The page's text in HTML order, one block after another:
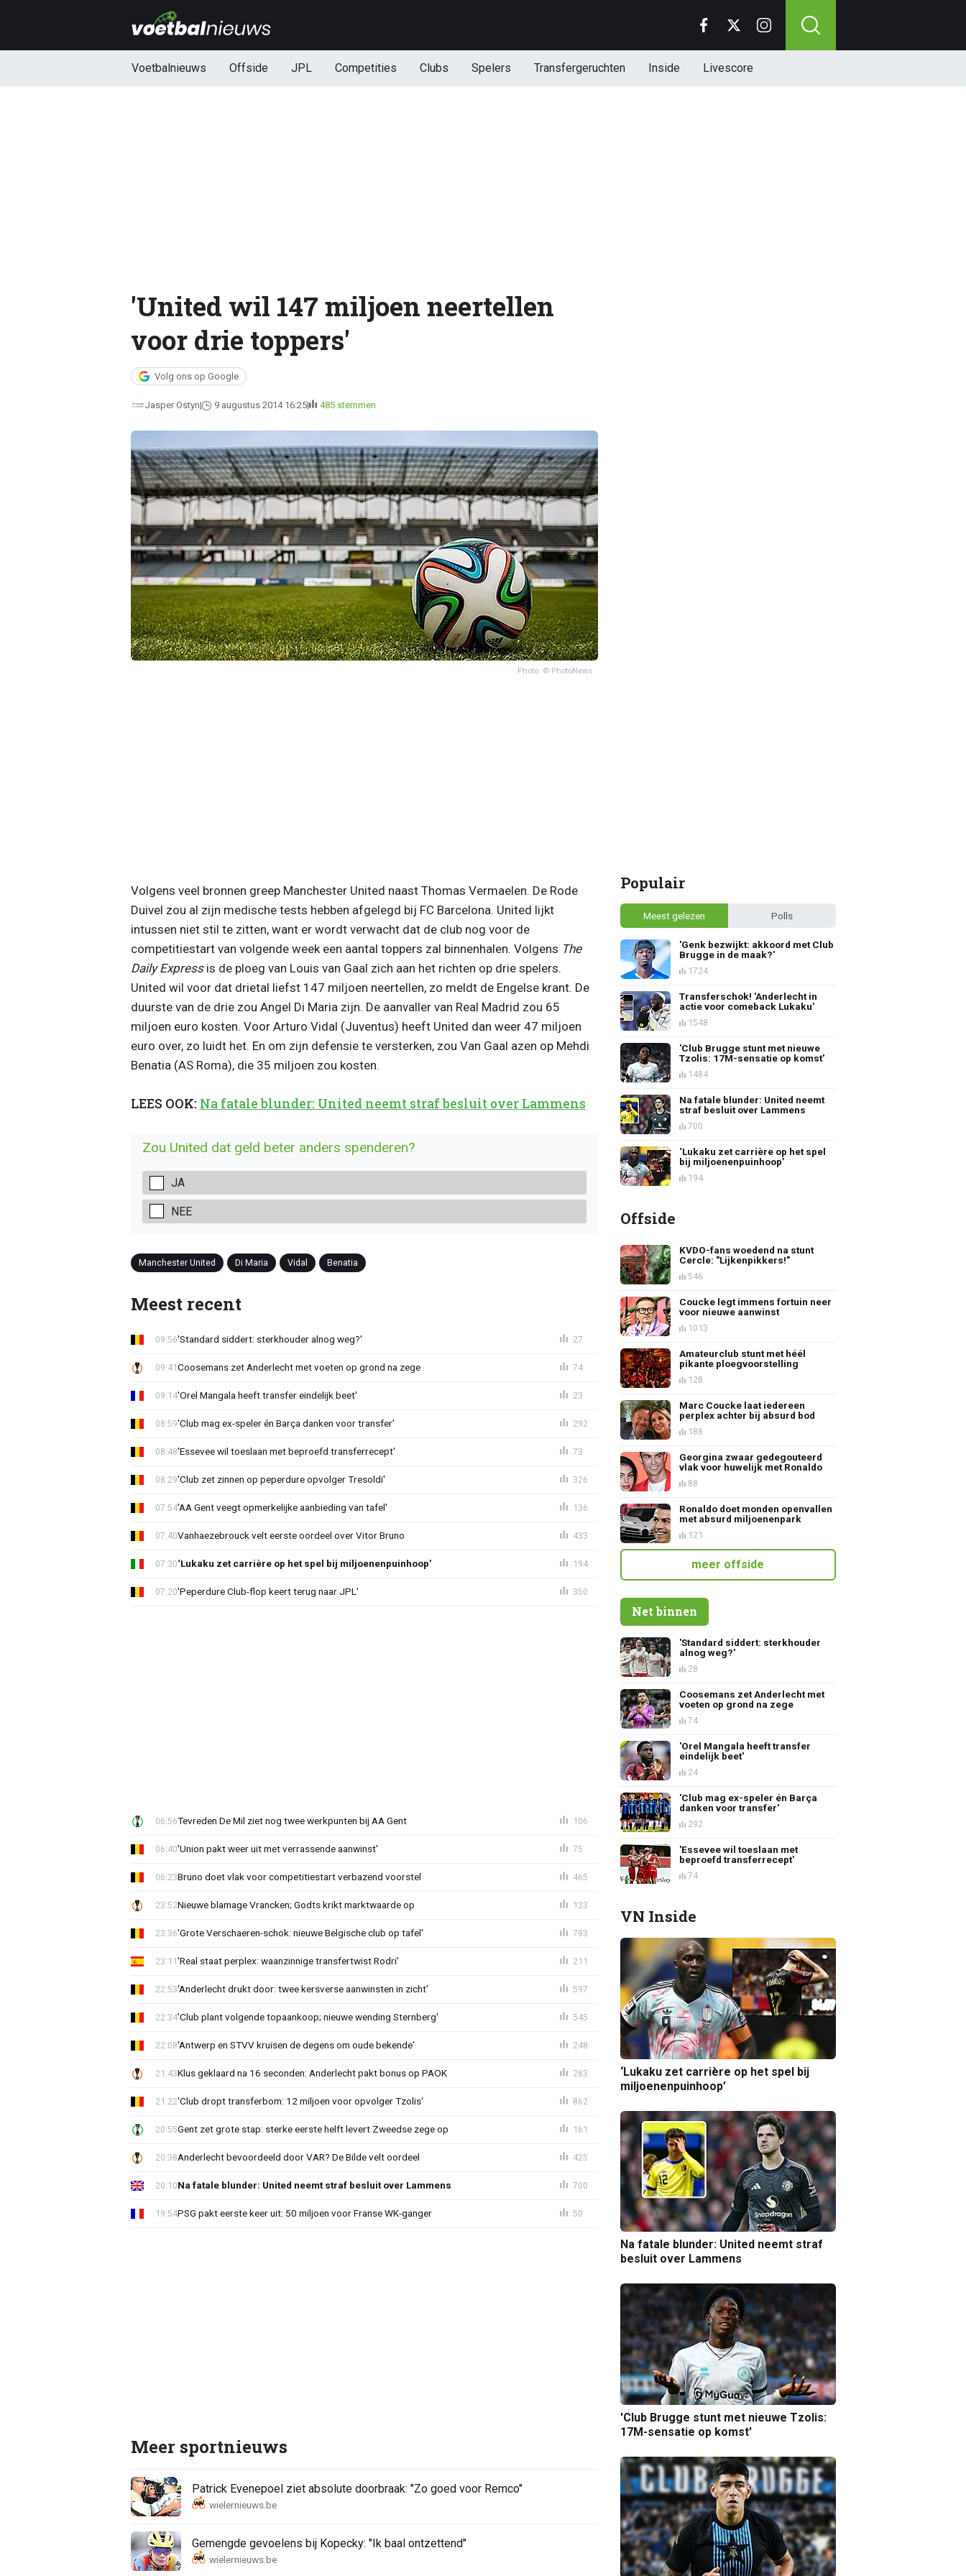
Voetbalnieuws Offside JPL Competities Clubs Spelers Transfergeruchten Inside Livescore
'United wil 147 miljoen neertellen
voor drie toppers'
Volg ons op Google
Jasper Ostyn 9 augustus 2014 16:25 485 stemmen
Photo: © PhotoNews
Volgens veel bronnen greep Manchester United naast Thomas Vermaelen. De Rode
Duivel zou al zijn medische tests hebben afgelegd bij FC Barcelona. United lijkt
intussen niet stil te zitten, want er wordt verwacht dat de club nog voor de
competitiestart van volgende week een aantal toppers zal binnenhalen. Volgens The
Daily Expressis de ploeg van Louis van Gaal zich aan het richten op drie spelers.
United wil voor dat drietal liefst 147 miljoen neertellen, zo meldt de Engelse krant. De
duurste van de drie zou Angel Di Maria zijn. De aanvaller van Real Madrid zou 65
miljoen euro kosten. Voor Arturo Vidal (Juventus) heeft United dan weer 47 miljoen
euro over, zo luidt het. En om zijn defensie te versterken, zou Van Gaal azen op Mehdi
Benatia (AS Roma), die 35 miljoen zou kosten.
LEES OOK: Na fatale blunder: United neemt straf besluit over Lammens
Zou United dat geld beter anders spenderen?
JA
NEE
Manchester United Di Maria Vidal Benatia
Meest recent
'Standard siddert: sterkhouder alnog weg?'
09:56 27
Coosemans zet Anderlecht met voeten op grond na zege
09:41 74
'Orel Mangala heeft transfer eindelijk beet'
09:14 23
'Club mag ex-speler én Barça danken voor transfer'
08:59 292
'Essevee wil toeslaan met beproefd transferrecept'
08:48 73
'Club zet zinnen op peperdure opvolger Tresoldi'
08:29 326
'AA Gent veegt opmerkelijke aanbieding van tafel'
07:54 136
Vanhaezebrouck velt eerste oordeel over Vitor Bruno
07:40 433
‘Lukaku zet carrière op het spel bij miljoenenpuinhoop’
07:30 194
'Peperdure Club-flop keert terug naar JPL'
07:20 350
Tevreden De Mil ziet nog twee werkpunten bij AA Gent
06:56 106
'Union pakt weer uit met verrassende aanwinst'
06:40 75
Bruno doet vlak voor competitiestart verbazend voorstel
06:23 465
Nieuwe blamage Vrancken; Godts krikt marktwaarde op
23:52 123
'Grote Verschaeren-schok: nieuwe Belgische club op tafel'
23:36 793
'Real staat perplex: waanzinnige transfertwist Rodri'
23:11 211
'Anderlecht drukt door: twee kersverse aanwinsten in zicht'
22:53 597
'Club plant volgende topaankoop; nieuwe wending Sternberg'
22:34 545
'Antwerp en STVV kruisen de degens om oude bekende'
22:08 248
Klus geklaard na 16 seconden: Anderlecht pakt bonus op PAOK
21:43 283
'Club dropt transferbom: 12 miljoen voor opvolger Tzolis'
21:22 862
Gent zet grote stap: sterke eerste helft levert Zweedse zege op
20:55 161
Anderlecht bevoordeeld door VAR? De Bilde velt oordeel
20:38 425
Na fatale blunder: United neemt straf besluit over Lammens
20:10 700
PSG pakt eerste keer uit: 50 miljoen voor Franse WK-ganger
19:54 50
Meer sportnieuws
Patrick Evenepoel ziet absolute doorbraak: "Zo goed voor Remco"
Gemengde gevoelens bij Kopecky: "Ik baal ontzettend"
Populair
Meest gelezen Polls
'Genk bezwijkt: akkoord met Club
Brugge in de maak?'
1724
Transferschok! 'Anderlecht in
actie voor comeback Lukaku'
1548
'Club Brugge stunt met nieuwe
Tzolis: 17M-sensatie op komst'
1484
Na fatale blunder: United neemt
straf besluit over Lammens
700
‘Lukaku zet carrière op het spel
bij miljoenenpuinhoop’
194
Offside
KVDO-fans woedend na stunt
Cercle: "Lijkenpikkers!"
546
Coucke legt immens fortuin neer
voor nieuwe aanwinst
1013
Amateurclub stunt met héél
pikante ploegvoorstelling
128
Marc Coucke laat iedereen
perplex achter bij absurd bod
188
Georgina zwaar gedegouteerd
vlak voor huwelijk met Ronaldo
88
Ronaldo doet monden openvallen
met absurd miljoenenpark
121
meer offside
Net binnen
'Standard siddert: sterkhouder
alnog weg?'
28
Coosemans zet Anderlecht met
voeten op grond na zege
74
'Orel Mangala heeft transfer
eindelijk beet'
24
'Club mag ex-speler én Barça
danken voor transfer'
292
'Essevee wil toeslaan met
beproefd transferrecept'
74
VN Inside
‘Lukaku zet carrière op het spel bij
miljoenenpuinhoop’
Na fatale blunder: United neemt straf
besluit over Lammens
'Club Brugge stunt met nieuwe Tzolis:
17M-sensatie op komst'